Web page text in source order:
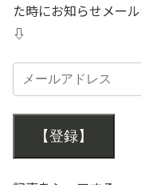
た時にお知らせメー
⇩
【登録】